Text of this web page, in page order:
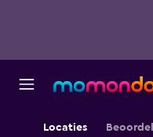
Locaties